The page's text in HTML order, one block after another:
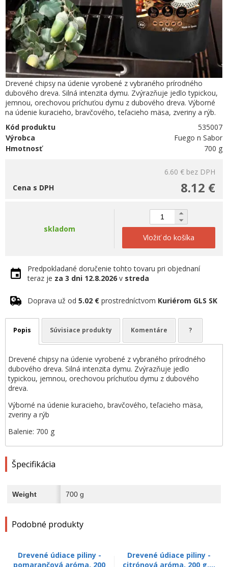
Drevené chipsy na údenie vyrobené z vybraného prírodného
dubového dreva. Silná intenzita dymu. Zvýrazňuje jedlo typickou,
jemnou, orechovou príchuťou dymu z dubového dreva. Výborné
na údenie kuracieho, bravčového, teľacieho mäsa, zveriny a rýb.
Kód produktu
535007
Výrobca
Fuego n Sabor
Hmotnosť
700 g
6.60 € bez DPH
8.12 €
Cena s DPH
skladom
Vložiť do košíka
Predpokladané doručenie tohto tovaru pri objednaní
teraz je za 3 dni 12.8.2026 v streda
Doprava už od 5.02 € prostredníctvom Kuriérom GLS SK
Popis Súvisiace produkty Komentáre ?
Drevené chipsy na údenie vyrobené z vybraného prírodného
dubového dreva. Silná intenzita dymu. Zvýrazňuje jedlo
typickou, jemnou, orechovou príchuťou dymu z dubového
dreva.
Výborné na údenie kuracieho, bravčového, teľacieho mäsa,
zveriny a rýb
Balenie: 700 g
Špecifikácia
Weight 700 g
Podobné produkty
Drevené údiace piliny -
pomarančová aróma, 200
Drevené údiace piliny -
citrónová aróma, 200 g,...